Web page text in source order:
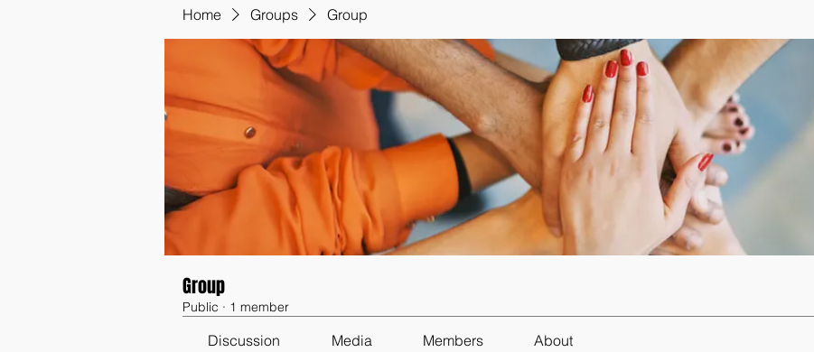
Home Groups Group
Group
Public · 1 member
Discussion Media Members About